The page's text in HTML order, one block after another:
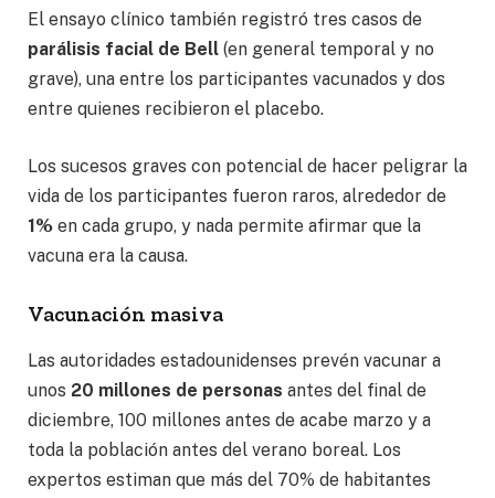
El ensayo clínico también registró tres casos de
parálisis facial de Bell (en general temporal y no
grave), una entre los participantes vacunados y dos
entre quienes recibieron el placebo.
Los sucesos graves con potencial de hacer peligrar la
vida de los participantes fueron raros, alrededor de
1% en cada grupo, y nada permite afirmar que la
vacuna era la causa.
Vacunación masiva
Las autoridades estadounidenses prevén vacunar a
unos 20 millones de personas antes del final de
diciembre, 100 millones antes de acabe marzo y a
toda la población antes del verano boreal. Los
expertos estiman que más del 70% de habitantes